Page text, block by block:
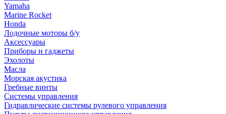
Yamaha
Marine Rocket
Honda
Лодочные моторы б/у
Аксессуары
Приборы и гаджеты
Эхолоты
Масла
Морская акустика
Гребные винты
Системы управления
Гидравлические системы рулевого управления